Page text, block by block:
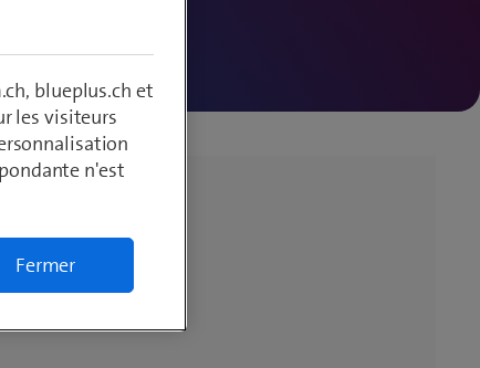
blueplus.ch et
les visiteurs
n'est
Fermer